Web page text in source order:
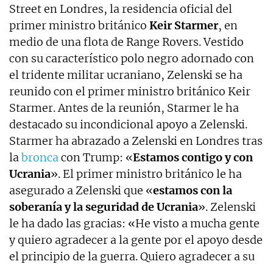
Street en Londres, la residencia oficial del
primer ministro británico Keir Starmer, en
medio de una flota de Range Rovers. Vestido
con su característico polo negro adornado con
el tridente militar ucraniano, Zelenski se ha
reunido con el primer ministro británico Keir
Starmer. Antes de la reunión, Starmer le ha
destacado su incondicional apoyo a Zelenski.
Starmer ha abrazado a Zelenski en Londres tras
labroncacon Trump: «Estamos contigo y con
Ucrania». El primer ministro británico le ha
asegurado a Zelenski que «estamos con la
soberanía y la seguridad de Ucrania». Zelenski
le ha dado las gracias: «He visto a mucha gente
y quiero agradecer a la gente por el apoyo desde
el principio de la guerra. Quiero agradecer a su